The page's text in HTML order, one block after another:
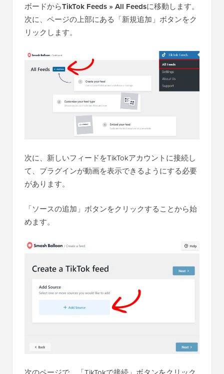
ボードからTikTok Feeds » All Feedsに移動します。
次に、ページの上部にある「新規追加」ボタンをク
リックします。
次に、新しいフィードをTikTokアカウントに接続し
て、プラグインが動画を表示できるようにする必要
があります。
「ソースの追加」ボタンをクリックすることから始
めます。